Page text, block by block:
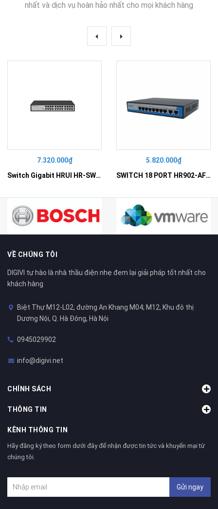
nhất và dịch vụ hoàn hảo nhất cho mọi khách hàng
7.320.000₫
Switch Gigabit HRUI HR-SWG10240D
5.820.000₫
SWITCH 18 PORT HR902-AF162G-300 – Switch PoE 16 Cổng
VỀ CHÚNG TÔI
DIGIVI tự hào là nhà thầu điện nhẹ đem lại giải pháp tốt nhất cho
khách hàng
Biệt Thự M12-L02, đường An Khang M04; M12, Khu đô thị
Dương Nội, Q. Hà Đông, Hà Nội
0945029902
info@digivi.net
CHÍNH SÁCH
THÔNG TIN
KÊNH THÔNG TIN
Hãy đăng ký theo form dưới đây để nhận được tin tức và khuyến mại từ
chúng tôi.
Gửi ngay